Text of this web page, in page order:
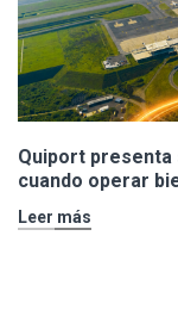
Quiport presenta
cuando operar
Leer más